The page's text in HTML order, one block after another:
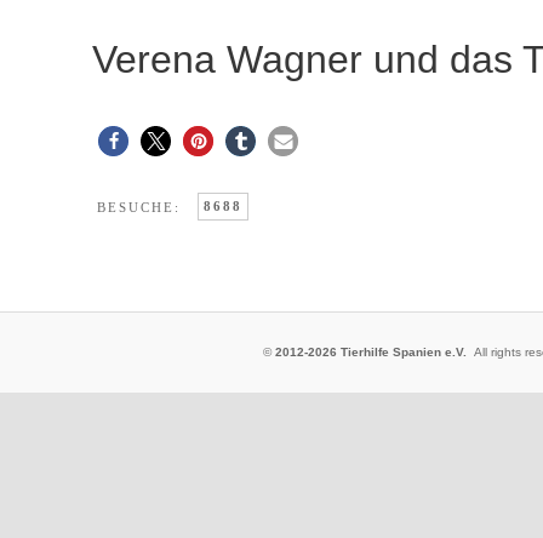
Verena Wagner und das
BESUCHE: 8688
©2012-2026 Tierhilfe Spanien e.V.All rights